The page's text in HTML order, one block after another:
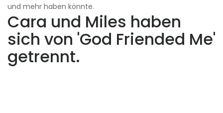
und mehr haben könnte.
Cara und Miles haben
sich von 'God Friended Me'
getrennt.